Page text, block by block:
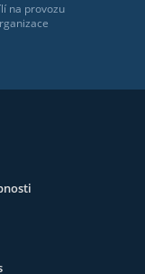
na provozu